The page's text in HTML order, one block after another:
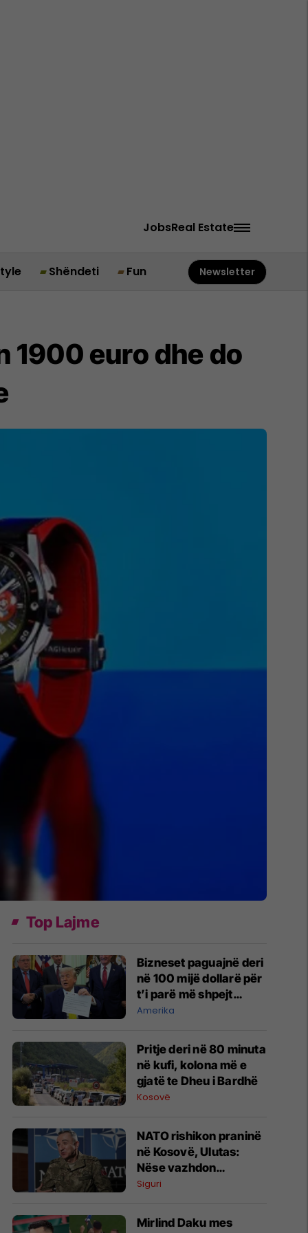
JobsReal Estate
Shëndeti Fun Newsletter
1900 euro dhe do
Top Lajme
Bizneset paguajnë deri
në 100 mijë dollarë për
t’i parë më shpejt
postimet e Trumpit
Amerika
Pritje deri në 80 minuta
në kufi, kolona më e
gjatë te Dheu i Bardhë
Kosovë
NATO rishikon praninë
në Kosovë, Ulutas:
Nëse vazhdon
stabiliteti, KFOR-i
gradualisht numrin e
Siguri
Mirlind Daku mes